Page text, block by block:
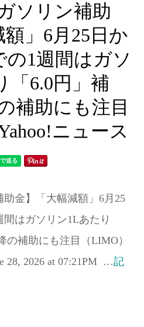
ソリン補助
」6月25日か
の1週間はガソ
「6.0円」補
補助にも注目
ニュース
助金】「大幅減額」6月25
間はガソリン1Lあたり
の補助にも注目（LIMO）
28, 2026 at 07:21PM …記